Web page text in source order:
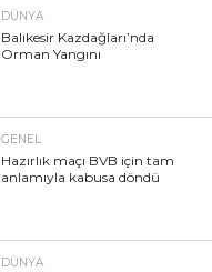
DÜNYA
Balıkesir Kazdağları’nda
Orman Yangını
GENEL
Hazırlık maçı BVB için tam
anlamıyla kabusa döndü
DÜNYA